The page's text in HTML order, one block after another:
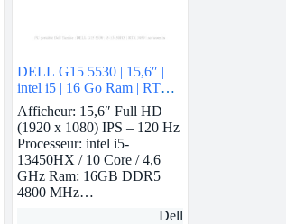
DELL G15 5530 | 15,6″ |
intel i5 | 16 Go Ram | RTX
3050
Afficheur: 15,6″ Full HD
(1920 x 1080) IPS – 120 Hz
Processeur: intel i5-
13450HX / 10 Core / 4,6
GHz Ram: 16GB DDR5
4800 MHz…
Dell